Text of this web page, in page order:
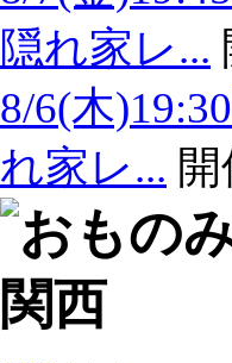
隠れ家レ...
8/6(木
れ家レ...